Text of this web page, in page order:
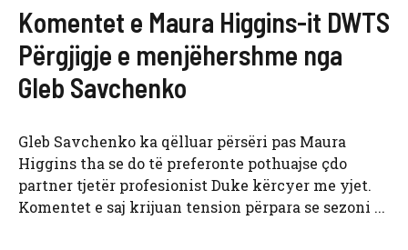
Komentet e Maura Higgins-it DWTS
Përgjigje e menjëhershme nga
Gleb Savchenko
Gleb Savchenko ka qëlluar përsëri pas Maura
Higgins tha se do të preferonte pothuajse çdo
partner tjetër profesionist Duke kërcyer me yjet.
Komentet e saj krijuan tension përpara se sezoni ...